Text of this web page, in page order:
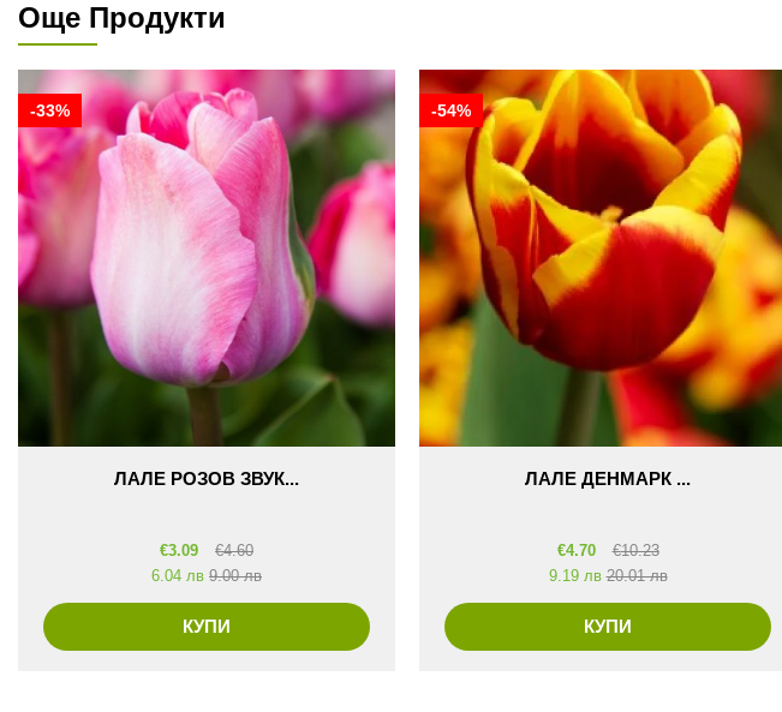
Още Продукти
-33%
ЛАЛЕ РОЗОВ ЗВУК...
€3.09 €4.60
6.04 лв 9.00 лв
КУПИ
-54%
ЛАЛЕ ДЕНМАРК ...
€4.70 €10.23
9.19 лв 20.01 лв
КУПИ